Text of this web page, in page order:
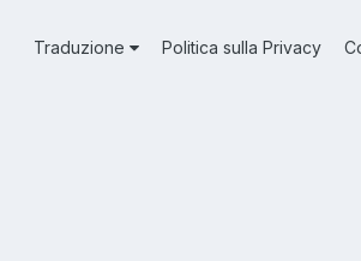
Traduzione Politica sulla Privacy